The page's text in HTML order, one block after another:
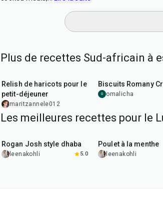
Plus de recettes Sud-africain à
Relish de haricots pour le
petit-déjeuner
maritzannele012
Biscuits Romany
O omalicha
Les meilleures recettes pour le
Rogan Josh style dhaba
leenakohli 5.0
Poulet à la menthe
leenakohli